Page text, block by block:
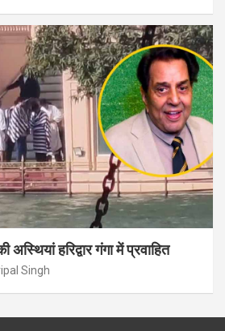
अस्थियां हरिद्वार गंगा में प्रवाहित
Singh